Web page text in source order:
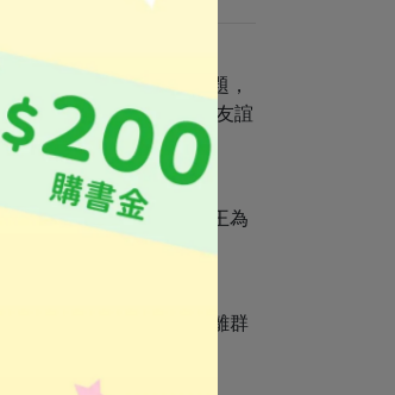
童是相當重要的生活課題，
己的生活更滿意，顯示友誼
她願意去了解的獅子國王為
諸具體的行動。
錯方式，因此越來越遠離群
生活，並與人和諧相處。